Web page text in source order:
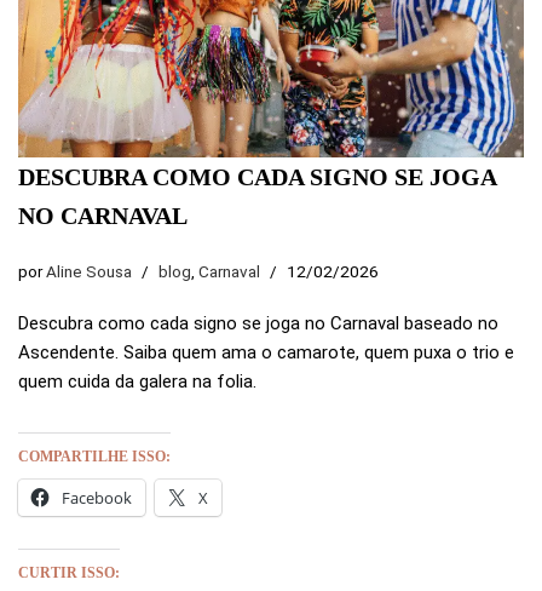
DESCUBRA COMO CADA SIGNO SE JOGA
NO CARNAVAL
porAline Sousa blog Carnaval 12/02/2026
Descubra como cada signo se joga no Carnaval baseado no
Ascendente. Saiba quem ama o camarote, quem puxa o trio e
quem cuida da galera na folia.
COMPARTILHE ISSO:
Facebook X
CURTIR ISSO: